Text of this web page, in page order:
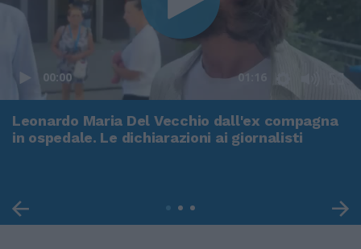
00:00 01:16
Leonardo Maria Del Vecchio dall'ex compagna
in ospedale. Le dichiarazioni ai giornalisti